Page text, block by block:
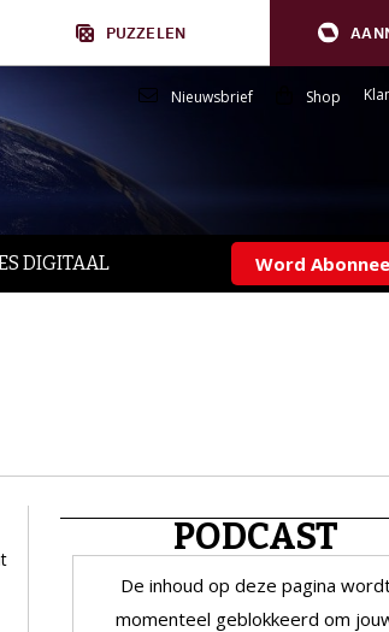
PUZZELEN
Nieuwsbrief Shop
DIGITAAL Word Abonnee
PODCAST
De inhoud op deze pagina
momenteel geblokkeerd om